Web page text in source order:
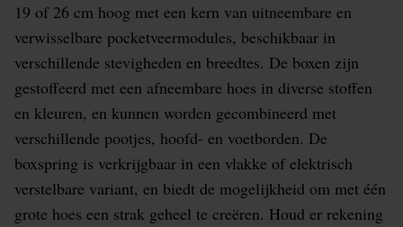
19 of 26 cm hoog met een kern van uitneembare en
verwisselbare pocketveermodules, beschikbaar in
verschillende stevigheden en breedtes. De boxen zijn
gestoffeerd met een afneembare hoes in diverse stoffen
en kleuren, en kunnen worden gecombineerd met
verschillende pootjes, hoofd- en voetborden. De
boxspring is verkrijgbaar in een vlakke of elektrisch
verstelbare variant, en biedt de mogelijkheid om met één
grote hoes een strak geheel te creëren. Houd er rekening